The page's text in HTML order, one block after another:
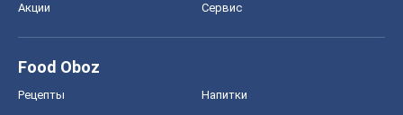
Акции Сервис
Food Oboz
Рецепты Напитки